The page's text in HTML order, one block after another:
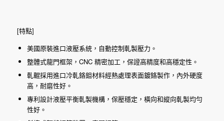
[特點]
美國原裝進口液壓系統，自動控制軋製壓力。
整體式龍門框架，CNC 精密加工，保證高精度和高穩定性。
軋輥採用進口冷軋鉻鉬材料經熱處理表面鍍鉻製作，內外硬度
高，耐磨性好。
專利設計液壓平衡軋製機構，保壓穩定，橫向和縱向軋製均勻
性好。